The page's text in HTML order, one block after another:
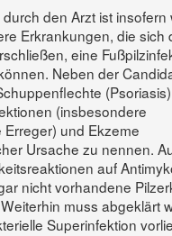
den Arzt ist insofern
Erkrankungen, die sich
eine
Neben der
(insbesondere
und Ekzeme
Ursache zu nennen.
auf
nicht vorhandene
muss abgeklärt
Superinfektion